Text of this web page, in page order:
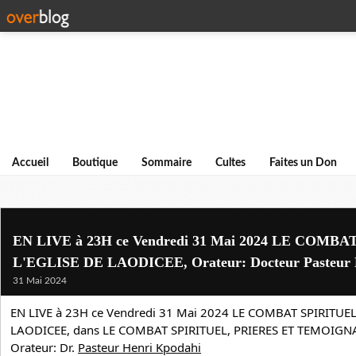
Accueil Boutique Sommaire Cultes Faites un Don
EN LIVE à 23H ce Vendredi 31 Mai 2024 LE
L'EGLISE DE LAODICEE, Orateur: Docteur
31 Mai 2024
EN LIVE à 23H ce Vendredi 31 Mai 2024 LE COMBAT
LAODICEE, dans LE COMBAT SPIRITUEL, PRIERES ET
Orateur: Dr. Pasteur Henri Kpodahi